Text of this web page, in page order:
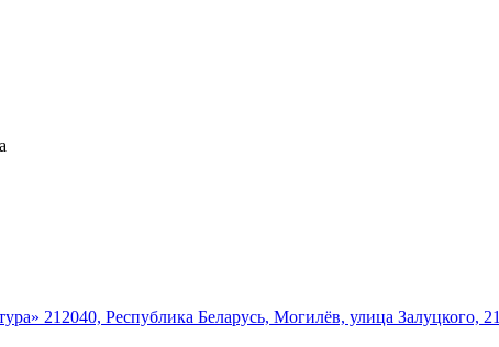
212040, Республика Беларусь, Могилёв, улица Залуцкого, 21